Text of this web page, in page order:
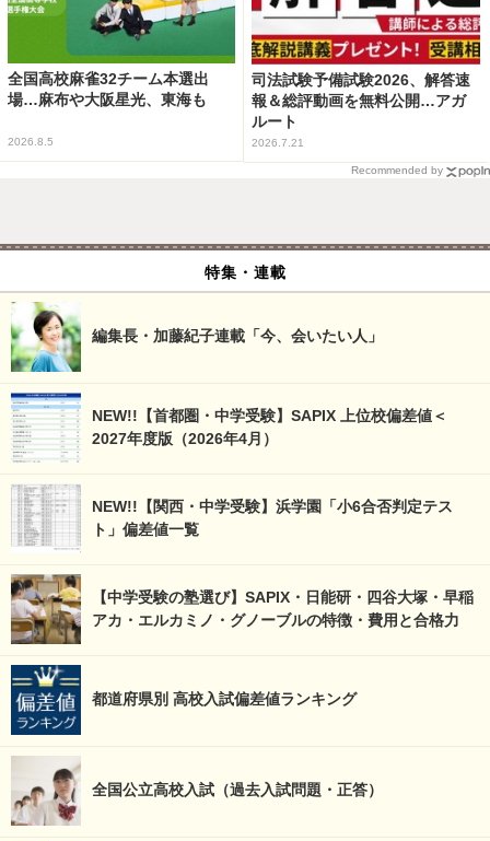
全国高校麻雀32チーム本選出
場…麻布や大阪星光、東海も
2026.8.5
司法試験予備試験2026、解答速
報＆総評動画を無料公開…アガ
ルート
2026.7.21
Recommended by
特集・連載
編集長・加藤紀子連載「今、会いたい人」
NEW!!【首都圏・中学受験】SAPIX 上位校偏差値＜
2027年度版（2026年4月）
NEW!!【関西・中学受験】浜学園「小6合否判定テス
ト」偏差値一覧
【中学受験の塾選び】SAPIX・日能研・四谷大塚・早稲
アカ・エルカミノ・グノーブルの特徴・費用と合格力
都道府県別 高校入試偏差値ランキング
全国公立高校入試（過去入試問題・正答）